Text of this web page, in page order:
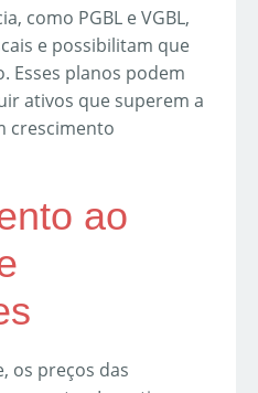
como PGBL e VGBL,
e possibilitam que
Esses planos podem
ativos que superem a
crescimento
ao
os preços das